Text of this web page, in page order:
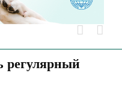
регулярный